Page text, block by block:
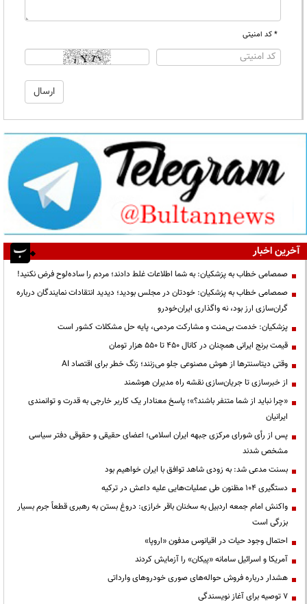
* کد امنیتی
آخرین اخبار
صمصامی خطاب به پزشکیان: به شما اطلاعات غلط دادند؛ مردم را ساده‌لوح فرض نکنید!
صمصامی خطاب به پزشکیان: خودتان در مجلس بودید؛ دیدید انتقادات نمایندگان درباره
گران‌سازی ارز بود، نه واگذاری ایران‌خودرو
پزشکیان: خدمت بی‌منت و مشارکت مردمی، پایه حل مشکلات کشور است
قیمت‌ برنج ایرانی همچنان در کانال ۴۵۰ تا ۵۵۰ هزار تومان
وقتی دیتاسنترها از هوش مصنوعی جلو می‌زنند؛ زنگ خطر برای اقتصاد AI
از خبرسازی تا جریان‌سازی نقشه راه مدیران هوشمند
«چرا نباید از شما متنفر باشند؟»؛ پاسخ معنادار یک کاربر خارجی به قدرت و توانمندی
ایرانیان
پس از رأی شورای مرکزی جبهه ایران اسلامی؛ اعضای حقیقی و حقوقی دفتر سیاسی
مشخص شدند
بسنت مدعی شد: به زودی شاهد توافق با ایران خواهیم بود
دستگیری ۱۰۴ مظنون طی عملیات‌هایی علیه داعش در ترکیه
واکنش امام جمعه اردبیل به سخنان باقر خرازی: دروغ بستن به رهبری قطعاً جرم بسیار
بزرگی است
احتمال وجود حیات در اقیانوس مدفون «اروپا»
آمریکا و اسرائیل سامانه «پیکان» را آزمایش کردند
هشدار درباره فروش حواله‌های صوری خودروهای وارداتی
۷ توصیه برای آغاز نویسندگی